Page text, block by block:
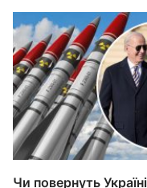
Чи повернуть